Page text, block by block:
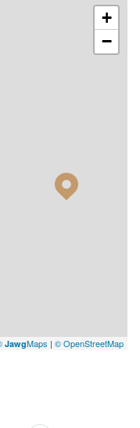
+
−
JawgMaps | © OpenStreetMap